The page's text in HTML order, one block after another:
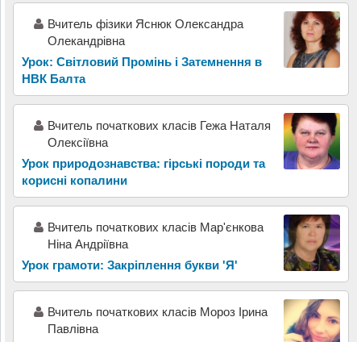
Вчитель фізики Яснюк Олександра
Олекандрівна
Урок: Світловий Промінь і Затемнення в
НВК Балта
Вчитель початкових класів Гежа Наталя
Олексіївна
Урок природознавства: гірські породи та
корисні копалини
Вчитель початкових класів Мар'єнкова
Ніна Андріївна
Урок грамоти: Закріплення букви 'Я'
Вчитель початкових класів Мороз Ірина
Павлівна